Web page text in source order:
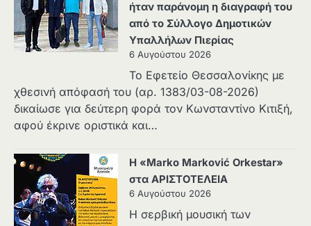
ήταν παράνομη η διαγραφή του
από το Σύλλογο Δημοτικών
Υπαλλήλων Πιερίας
6 Αυγούστου 2026
Το Εφετείο Θεσσαλονίκης με
χθεσινή απόφασή του (αρ. 1383/03-08-2026)
δικαίωσε για δεύτερη φορά τον Κωνσταντίνο Κιτιξή,
αφού έκρινε οριστικά και…
Η «Marko Marković Orkestar»
στα ΑΡΙΣΤΟΤΕΛΕΙΑ
6 Αυγούστου 2026
Η σερβική μουσική των